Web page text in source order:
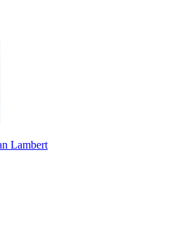
Lambert